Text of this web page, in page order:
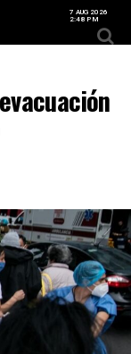
7 AUG 2026
2:48 PM